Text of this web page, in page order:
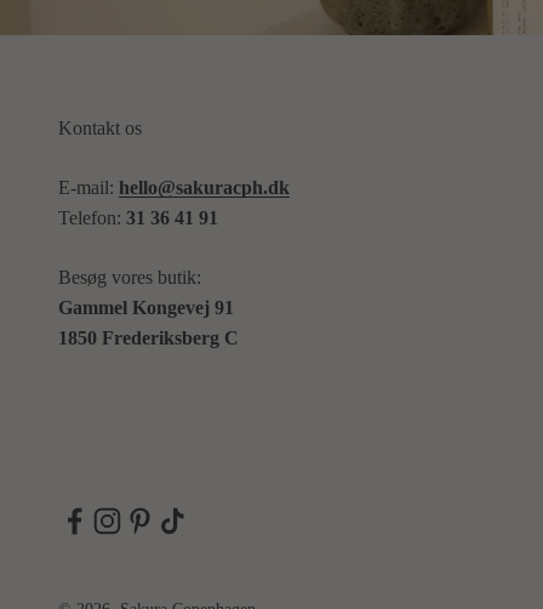
Kontakt os
E-mail: hello@sakuracph.dk
Telefon: 31 36 41 91
Besøg vores butik:
Gammel Kongevej 91
1850 Frederiksberg C